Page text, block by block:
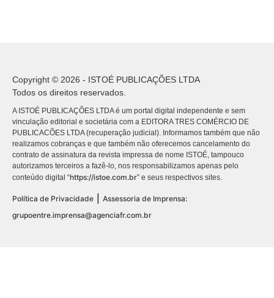
Copyright © 2026 - ISTOÉ PUBLICAÇÕES LTDA
Todos os direitos reservados.
A ISTOÉ PUBLICAÇÕES LTDA é um portal digital independente e sem
vinculação editorial e societária com a EDITORA TRES COMÉRCIO DE
PUBLICACÕES LTDA (recuperação judicial). Informamos também que não
realizamos cobranças e que também não oferecemos cancelamento do
contrato de assinatura da revista impressa de nome ISTOÉ, tampouco
autorizamos terceiros a fazê-lo, nos responsabilizamos apenas pelo
conteúdo digital “https://istoe.com.br” e seus respectivos sites.
Política de Privacidade
Assessoria de Imprensa:
grupoentre.imprensa@agenciafr.com.br